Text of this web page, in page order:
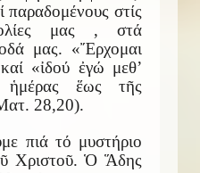
παραδομένους στίς
μας , στά
μας. «Ἔρχομαι
«ἰδού ἐγώ μεθ’
ἕως τῆς
28,20).
πιά τό μυστήριο
Χριστοῦ. Ὁ Ἅδης